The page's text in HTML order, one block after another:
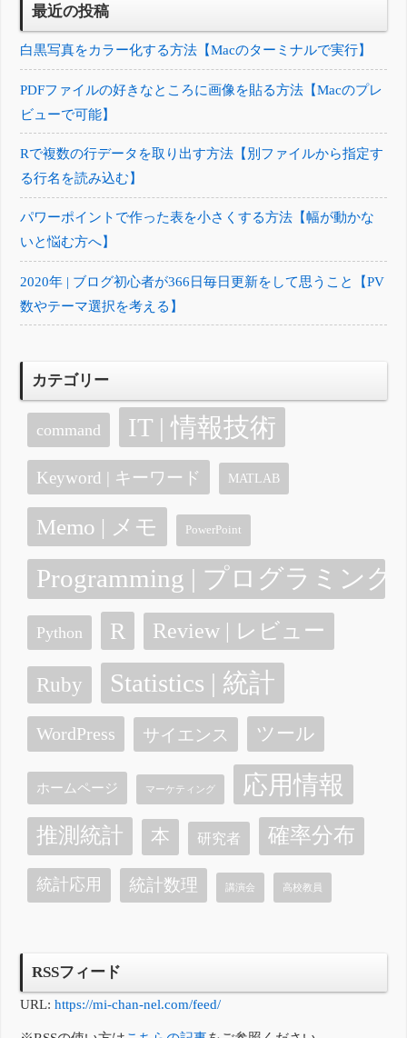
最近の投稿
白黒写真をカラー化する方法【Macのターミナルで実行】
PDFファイルの好きなところに画像を貼る方法【Macのプレ
ビューで可能】
Rで複数の行データを取り出す方法【別ファイルから指定す
る行名を読み込む】
パワーポイントで作った表を小さくする方法【幅が動かな
いと悩む方へ】
2020年 | ブログ初心者が366日毎日更新をして思うこと【PV
数やテーマ選択を考える】
カテゴリー
command IT | 情報技術
Keyword | キーワード MATLAB
Memo | メモ PowerPoint
Programming | プログラミング
Python R Review | レビュー
Ruby Statistics | 統計
WordPress サイエンス ツール
ホームページ マーケティング 応用情報
推測統計 本 研究者 確率分布
統計応用 統計数理 講演会 高校教員
RSSフィード
URL:https://mi-chan-nel.com/feed/